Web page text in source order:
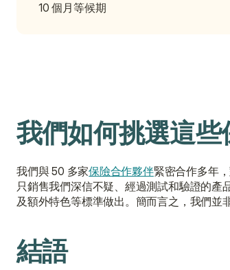
10 個月等候期
我們如何挑選這些
我們與 50 多家保險合作夥伴緊密合作多年
只銷售我們深信不疑、經過測試和驗證的
及額外特色等標準做出。簡而言之，我們並
結語